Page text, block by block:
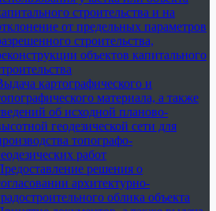
строительства и на
от предельных параметров
строительства,
объектов капитального
картографического и
материала, а также
об исходной планово-
геодезической сети для
топографо-
работ
решения о
архитектурно-
облика объекта